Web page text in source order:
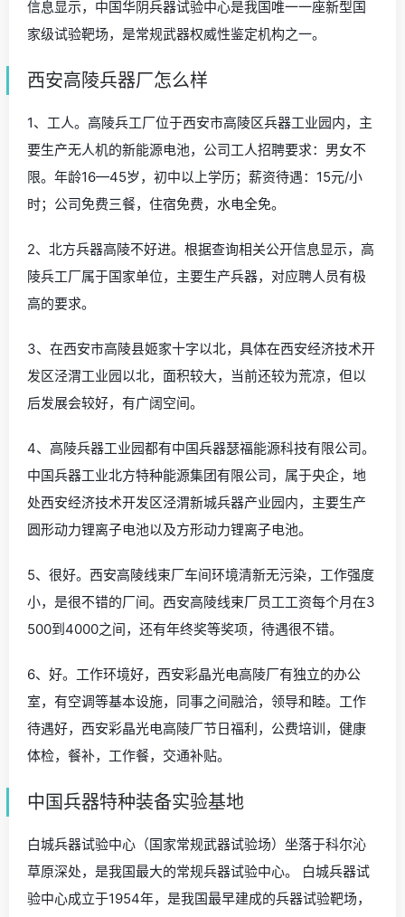
信息显示，中国华阴兵器试验中心是我国唯一一座新型国
家级试验靶场，是常规武器权威性鉴定机构之一。
西安高陵兵器厂怎么样
1、工人。高陵兵工厂位于西安市高陵区兵器工业园内，主
要生产无人机的新能源电池，公司工人招聘要求：男女不
限。年龄16—45岁，初中以上学历；薪资待遇：15元/小
时；公司免费三餐，住宿免费，水电全免。
2、北方兵器高陵不好进。根据查询相关公开信息显示，高
陵兵工厂属于国家单位，主要生产兵器，对应聘人员有极
高的要求。
3、在西安市高陵县姬家十字以北，具体在西安经济技术开
发区泾渭工业园以北，面积较大，当前还较为荒凉，但以
后发展会较好，有广阔空间。
4、高陵兵器工业园都有中国兵器瑟福能源科技有限公司。
中国兵器工业北方特种能源集团有限公司，属于央企，地
处西安经济技术开发区泾渭新城兵器产业园内，主要生产
圆形动力锂离子电池以及方形动力锂离子电池。
5、很好。西安高陵线束厂车间环境清新无污染，工作强度
小，是很不错的厂间。西安高陵线束厂员工工资每个月在3
500到4000之间，还有年终奖等奖项，待遇很不错。
6、好。工作环境好，西安彩晶光电高陵厂有独立的办公
室，有空调等基本设施，同事之间融洽，领导和睦。工作
待遇好，西安彩晶光电高陵厂节日福利，公费培训，健康
体检，餐补，工作餐，交通补贴。
中国兵器特种装备实验基地
白城兵器试验中心（国家常规武器试验场）坐落于科尔沁
草原深处，是我国最大的常规兵器试验中心。 白城兵器试
验中心成立于1954年，是我国最早建成的兵器试验靶场，